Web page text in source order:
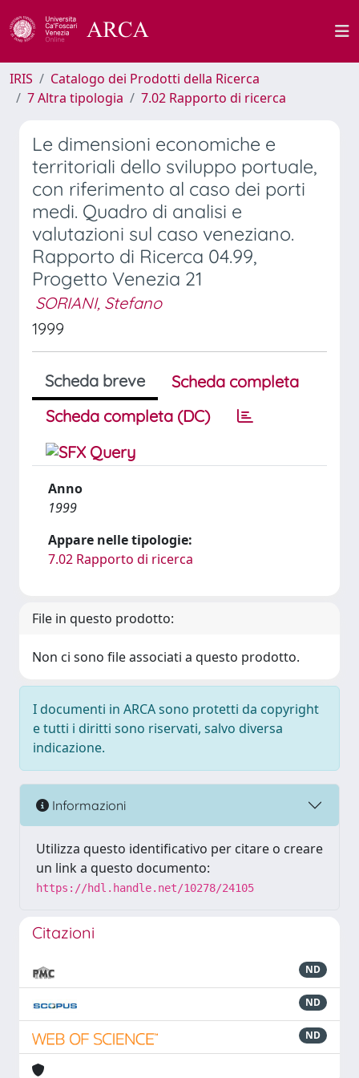
IRIS
Catalogo dei Prodotti della Ricerca
7 Altra tipologia
7.02 Rapporto di ricerca
Le dimensioni economiche e
territoriali dello sviluppo portuale,
con riferimento al caso dei porti
medi. Quadro di analisi e
valutazioni sul caso veneziano.
Rapporto di Ricerca 04.99,
Progetto Venezia 21
SORIANI, Stefano
1999
Scheda breve
Scheda completa
Scheda completa (DC)
Anno
1999
Appare nelle tipologie:
7.02 Rapporto di ricerca
File in questo prodotto:
Non ci sono file associati a questo prodotto.
I documenti in ARCA sono protetti da copyright
e tutti i diritti sono riservati, salvo diversa
indicazione.
Informazioni
Utilizza questo identificativo per citare o creare
un link a questo documento:
https://hdl.handle.net/10278/24105
Citazioni
ND
ND
ND